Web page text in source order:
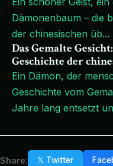
Dämonenbaum – die
der chinesischen üb...
Das Gemalte
Geschichte der
Ein Dämon, der
Geschichte vom
Jahre lang entsetzt
Share: 𝕏 Twitter